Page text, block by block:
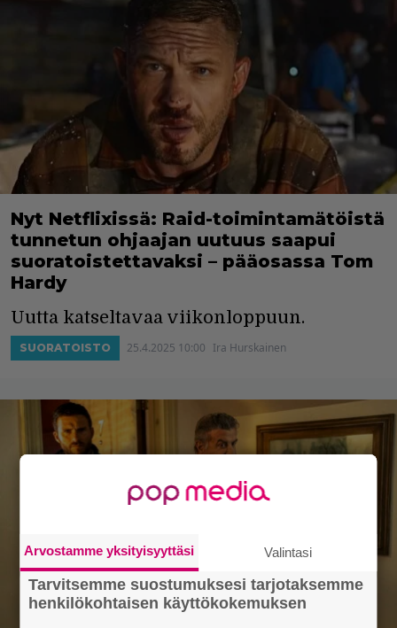
Nyt Netflixissä: Raid-toimintamätöistä
tunnetun ohjaajan uutuus saapui
suoratoistettavaksi – pääosassa Tom
Hardy
Uutta katseltavaa viikonloppuun.
SUORATOISTO 25.4.2025 10:00 Ira Hurskainen
Arvostamme yksityisyyttäsi Valintasi
Tarvitsemme suostumuksesi tarjotaksemme
henkilökohtaisen käyttökokemuksen